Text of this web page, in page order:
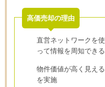
高価売却の理由
直営ネットワークを
って情報を周知できる
物件価値が高く見え
を実施